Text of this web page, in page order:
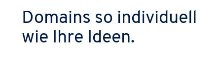
Domains so individuell
wie Ihre Ideen.